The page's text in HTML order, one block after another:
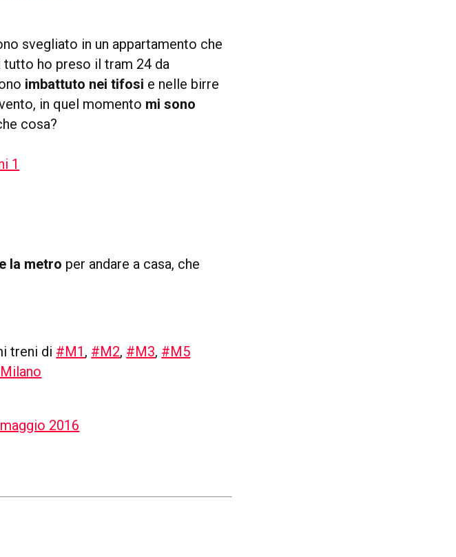
svegliato in un appartamento che
ho preso il tram 24 da
imbattuto nei tifosi e nelle birre
in quel momento mi sono
cosa?
la metro per andare a casa, che
treni di #M1 , #M2, #M3, #M5
2016